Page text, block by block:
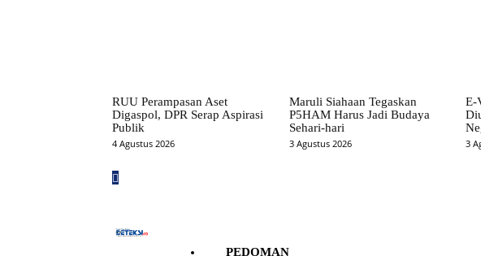
RUU Perampasan Aset
Digaspol, DPR Serap Aspirasi
Publik
4 Agustus 2026
Maruli Siahaan Tegaskan
P5HAM Harus Jadi Budaya
Sehari-hari
3 Agustus 2026
E-
3
PEDOMAN